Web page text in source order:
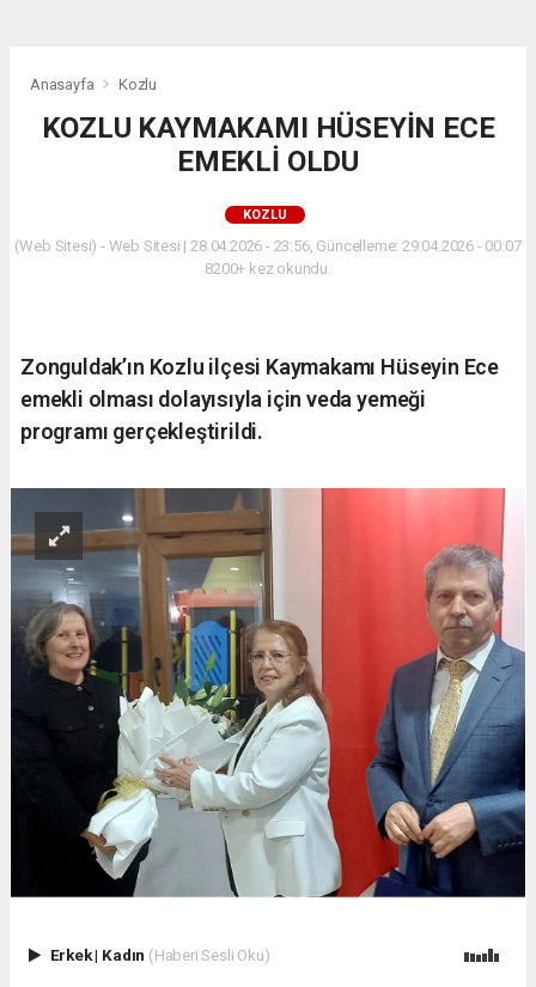
Anasayfa Kozlu
KOZLU KAYMAKAMI HÜSEYİN ECE
EMEKLİ OLDU
KOZLU
(Web Sitesi) - Web Sitesi | 28.04.2026 - 23:56, Güncelleme: 29.04.2026 - 00:07
8200+ kez okundu.
Zonguldak’ın Kozlu ilçesi Kaymakamı Hüseyin Ece
emekli olması dolayısıyla için veda yemeği
programı gerçekleştirildi.
Erkek| Kadın (Haberi Sesli Oku)